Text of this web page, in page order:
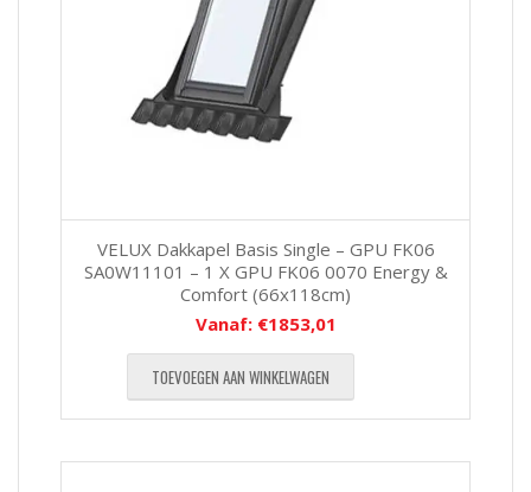
VELUX Dakkapel Basis Single – GPU FK06
SA0W11101 – 1 X GPU FK06 0070 Energy &
Comfort (66x118cm)
Vanaf: €1853,01
TOEVOEGEN AAN WINKELWAGEN